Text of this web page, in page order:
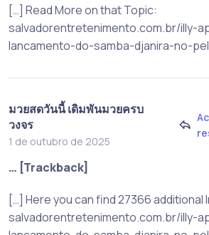
[…] Read More on that Topic:
salvadorentretenimento.com.br/illy-
lancamento-do-samba-djanira-no-
มวยสดวันนี้ เดิมพันมวยครบ
วงจร
1 de outubro de 2025
… [Trackback]
[…] Here you can find 27366
salvadorentretenimento.com.br/illy-